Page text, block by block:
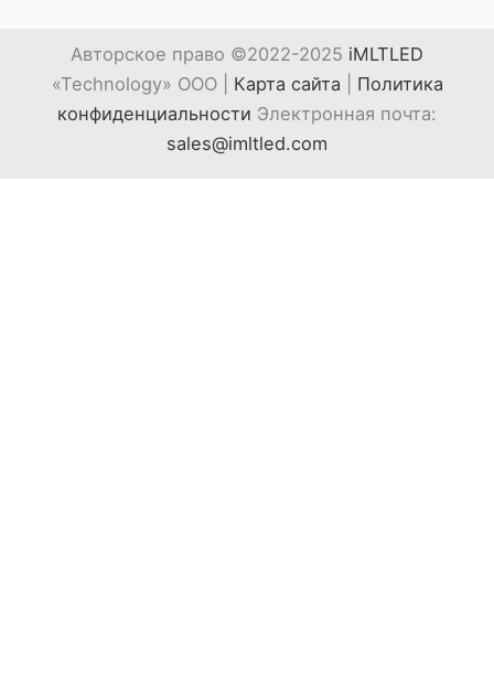
Авторское право ©2022-2025 iMLTLED
«Technology» ООО | Карта сайта
Политика
конфиденциальности Электронная почта:
sales@imltled.com